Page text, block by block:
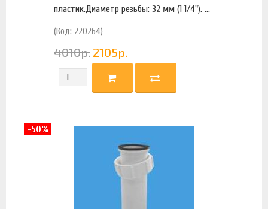
пластик.Диаметр резьбы: 32 мм (1 1/4"). ...
(Код: 220264)
4010р. 2105р.
-50%